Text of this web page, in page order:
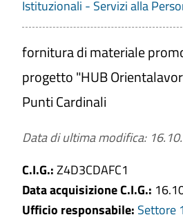
Istituzionali - Servizi alla
fornitura di materiale
progetto "HUB
Punti Cardinali
Data di ultima modifica:
C.I.G.:Z4D3CDAFC1
Data acquisizione C.I.G.:
Ufficio responsabile: Settore